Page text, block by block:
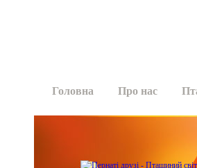
Головна Про нас